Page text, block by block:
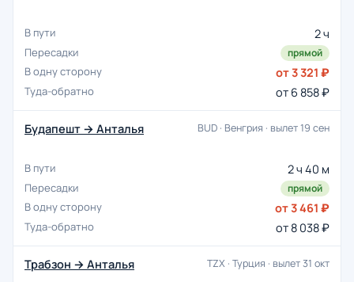
2 ч
прямой
от 3 321 ₽
от 6 858 ₽
Будапешт → Анталья BUD · Венгрия · вылет 19 сен
2 ч 40 м
прямой
от 3 461 ₽
от 8 038 ₽
Трабзон → Анталья TZX · Турция · вылет 31 окт